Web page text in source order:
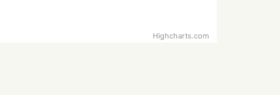
Highcharts.com